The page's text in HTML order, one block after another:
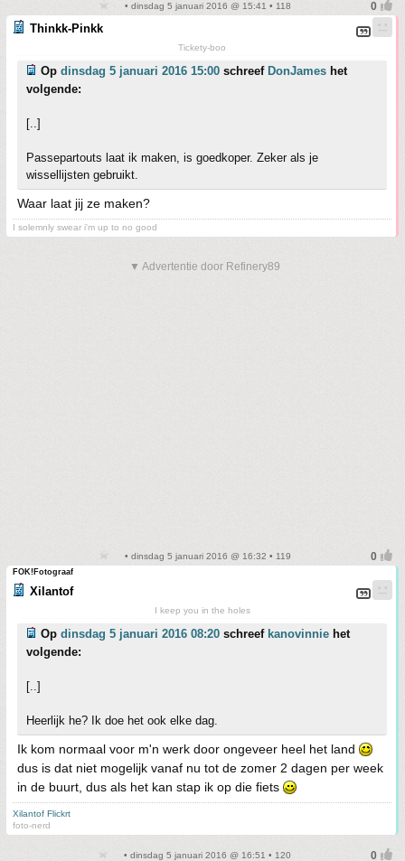
• dinsdag 5 januari 2016 @ 15:41 • 118
Thinkk-Pinkk
Tickety-boo
Op dinsdag 5 januari 2016 15:00 schreef DonJames het
volgende:
[..]
Passepartouts laat ik maken, is goedkoper. Zeker als je
wissellijsten gebruikt.
Waar laat jij ze maken?
I solemnly swear i'm up to no good
▼ Advertentie door Refinery89
• dinsdag 5 januari 2016 @ 16:32 • 119
FOK!Fotograaf
Xilantof
I keep you in the holes
Op dinsdag 5 januari 2016 08:20 schreef kanovinnie het
volgende:
[..]
Heerlijk he? Ik doe het ook elke dag.
Ik kom normaal voor m'n werk door ongeveer heel het land
dus is dat niet mogelijk vanaf nu tot de zomer 2 dagen per week
in de buurt, dus als het kan stap ik op die fiets
Xilantof Flickrt
foto-nerd
• dinsdag 5 januari 2016 @ 16:51 • 120